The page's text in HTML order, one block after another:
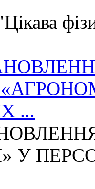
У